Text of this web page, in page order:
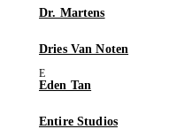
Dr. Martens
Dries Van Noten
Eden Tan
Entire Studios